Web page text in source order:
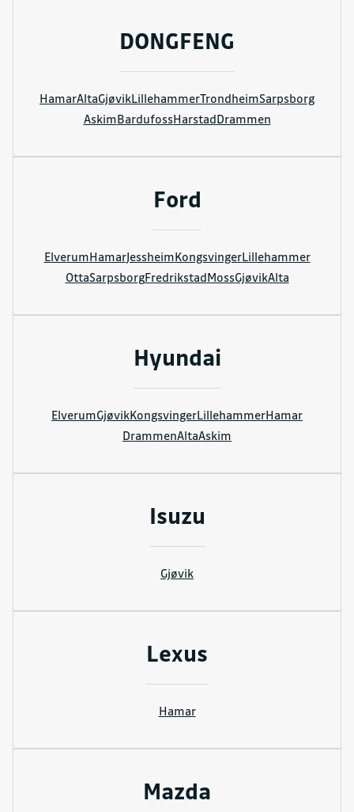
DONGFENG
HamarAltaGjøvikLillehammerTrondheimSarpsborg
AskimBardufossHarstadDrammen
Ford
ElverumHamarJessheimKongsvingerLillehammer
OttaSarpsborgFredrikstadMossGjøvikAlta
Hyundai
ElverumGjøvikKongsvingerLillehammerHamar
DrammenAltaAskim
Isuzu
Gjøvik
Lexus
Hamar
Mazda